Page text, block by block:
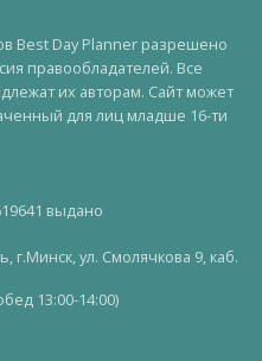
Best Day Planner разрешено
правообладателей. Все
их авторам. Сайт может
для лиц младше 16-ти
выдано
г.Минск, ул. Смолячкова 9, каб.
13:00-14:00)